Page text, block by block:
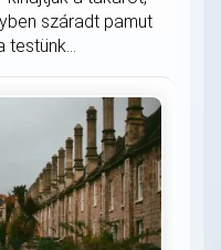
száradt pamut
testünk...